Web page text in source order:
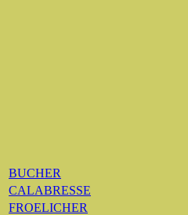
BUCHER
CALABRESSE
FROELICHER